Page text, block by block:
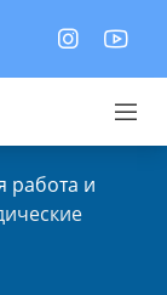
работа и